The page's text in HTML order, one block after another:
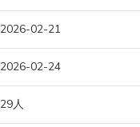
2026-02-21
2026-02-24
29人